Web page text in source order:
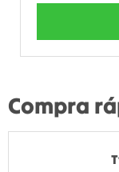
Compra